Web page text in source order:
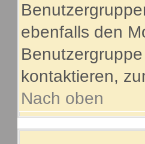
ebenfalls den
kontaktieren,
Nach oben